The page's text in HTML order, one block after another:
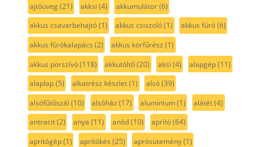
ajtóüveg(21) akksi (4) akkumulátor(6)
akkus csavarbehajtó(1) akkus csiszoló(1) akkus fúró(6)
akkus fúrókalapács (2) akkus körfűrész (1)
akkus porszívó(118) akkutöltő(20) aksi (4) alapgép(11)
alaplap(5) alkatrész készlet(1) alsó(39)
alsófűtőszál (10) alsóház (17) aluminium(1) alátét(4)
antracit(2) anya (11) anód(10) aprító(64)
aprítógép(1) aprítókés (25) aprósütemény(1)